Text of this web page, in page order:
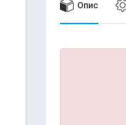
Опис